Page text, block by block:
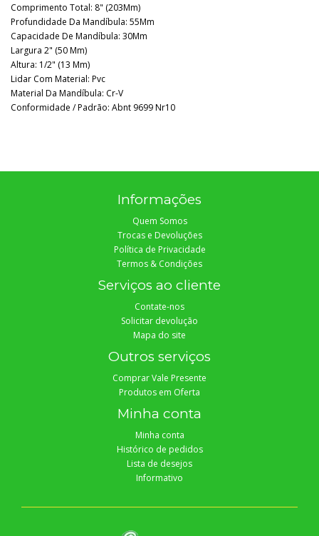
Comprimento Total: 8" (203Mm)
Profundidade Da Mandíbula: 55Mm
Capacidade De Mandíbula: 30Mm
Largura 2" (50 Mm)
Altura: 1/2" (13 Mm)
Lidar Com Material: Pvc
Material Da Mandíbula: Cr-V
Conformidade / Padrão: Abnt 9699 Nr10
Informações
Quem Somos
Trocas e Devoluções
Política de Privacidade
Termos & Condições
Serviços ao cliente
Contate-nos
Solicitar devolução
Mapa do site
Outros serviços
Comprar Vale Presente
Produtos em Oferta
Minha conta
Minha conta
Histórico de pedidos
Lista de desejos
Informativo